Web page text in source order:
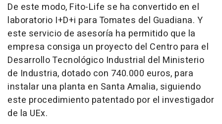
De este modo, Fito-Life se ha convertido en el
laboratorio I+D+i para Tomates del Guadiana. Y
este servicio de asesoría ha permitido que la
empresa consiga un proyecto del Centro para el
Desarrollo Tecnológico Industrial del Ministerio
de Industria, dotado con 740.000 euros, para
instalar una planta en Santa Amalia, siguiendo
este procedimiento patentado por el investigador
de la UEx.